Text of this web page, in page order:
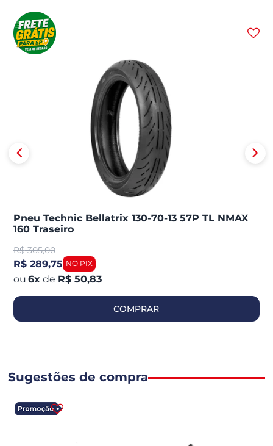
Pneu Technic Bellatrix 130-70-13 57P TL NMAX
160 Traseiro
R$ 305,00
R$ 289,75
6x de R$ 50,83
COMPRAR
Sugestões de compra